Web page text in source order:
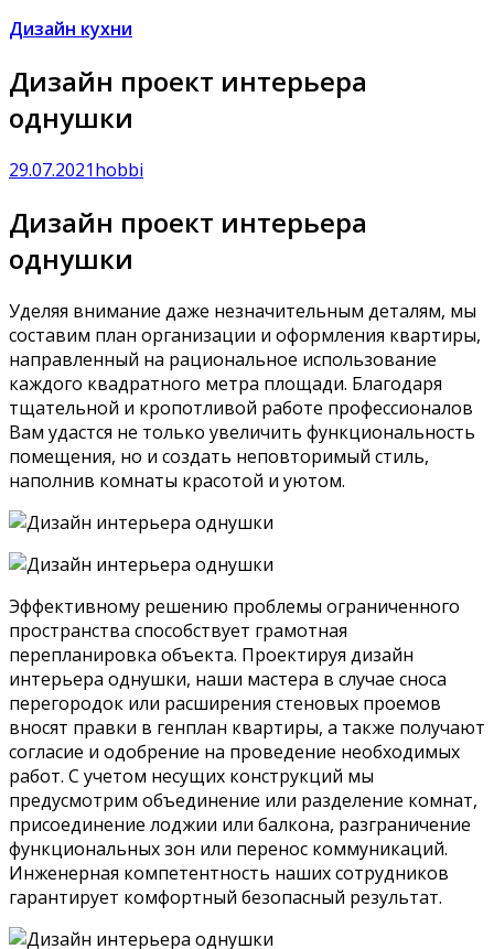
Дизайн кухни
Дизайн проект интерьера
однушки
29.07.2021hobbi
Дизайн проект интерьера
однушки
Уделяя внимание даже незначительным деталям, мы
составим план организации и оформления квартиры,
направленный на рациональное использование
каждого квадратного метра площади. Благодаря
тщательной и кропотливой работе профессионалов
Вам удастся не только увеличить функциональность
помещения, но и создать неповторимый стиль,
наполнив комнаты красотой и уютом.
Эффективному решению проблемы ограниченного
пространства способствует грамотная
перепланировка объекта. Проектируя дизайн
интерьера однушки, наши мастера в случае сноса
перегородок или расширения стеновых проемов
вносят правки в генплан квартиры, а также получают
согласие и одобрение на проведение необходимых
работ. С учетом несущих конструкций мы
предусмотрим объединение или разделение комнат,
присоединение лоджии или балкона, разграничение
функциональных зон или перенос коммуникаций.
Инженерная компетентность наших сотрудников
гарантирует комфортный безопасный результат.